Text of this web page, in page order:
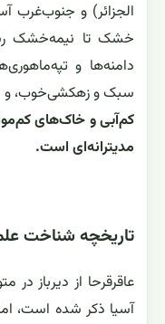
الجزائر) و جنوب‌غرب
خشک تا نیمه‌خشک
دامنه‌ها و
سبک و زهکشی‌خوب، و
کم‌آبی و خاک‌های
مدیترانه‌ای است.
تاریخچه شناخت
عاقرقرحا از دیرباز
آسیا ذکر شده است،